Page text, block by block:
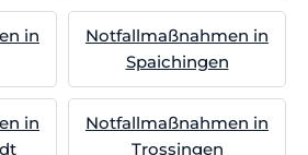
in
Notfallmaßnahmen in
Spaichingen
in
Notfallmaßnahmen in
Trossingen